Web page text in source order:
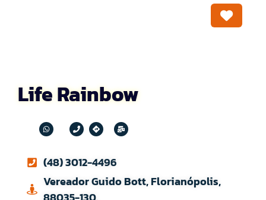
Life Rainbow
(48) 3012-4496
Vereador Guido Bott, Florianópolis,